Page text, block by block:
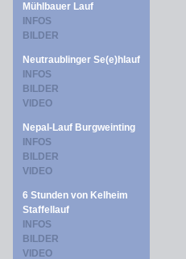
Mühlbauer Lauf
INFOS
BILDER
Neutraublinger Se(e)hlauf
INFOS
BILDER
VIDEO
Nepal-Lauf Burgweinting
INFOS
BILDER
VIDEO
6 Stunden von Kelheim
Staffellauf
INFOS
BILDER
VIDEO